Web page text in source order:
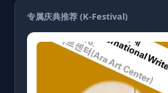
专属庆典推荐 (K-Festival)